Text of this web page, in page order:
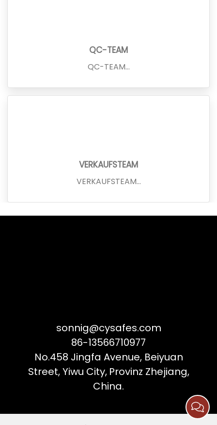
QC-TEAM
QC-TEAM...
VERKAUFSTEAM
VERKAUFSTEAM...
sonnig@cysafes.com
86-13566710977
No.458 Jingfa Avenue, Beiyuan
Street, Yiwu City, Provinz Zhejiang,
China.